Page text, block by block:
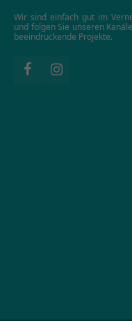
Wir sind einfach gut im
und folgen Sie unseren
beeindruckende Projekte.